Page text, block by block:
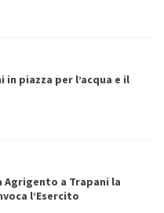
piazza per l’acqua e il
Agrigento a Trapani la
l’Esercito